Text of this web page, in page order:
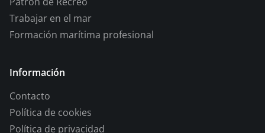
Trabajar en el mar
Formación marítima profesional
Información
Contacto
Política de cookies
Política de privacidad